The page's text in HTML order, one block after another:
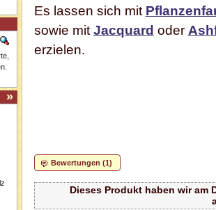
Es lassen sich mit
sowie mitJacquard oder
erzielen.
Bewertungen (1)
Dieses Produkt haben wir am